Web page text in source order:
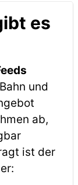
es
und
ab,
ist der